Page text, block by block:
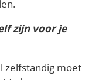
zijn voor je
zelfstandig moet